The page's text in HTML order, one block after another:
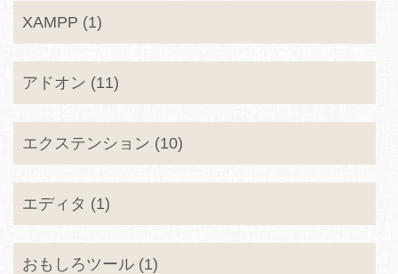
XAMPP (1)
アドオン (11)
エクステンション (10)
エディタ (1)
おもしろツール (1)